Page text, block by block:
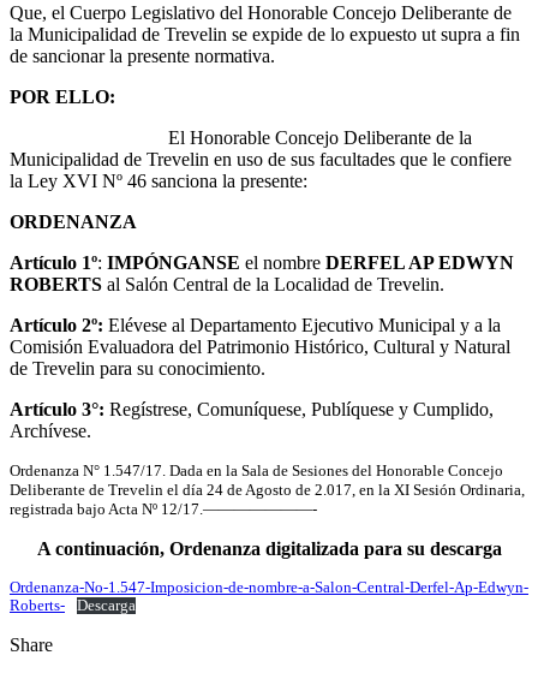
Que, el Cuerpo Legislativo del Honorable Concejo Deliberante de
la Municipalidad de Trevelin se expide de lo expuesto ut supra a fin
de sancionar la presente normativa.
POR ELLO:
El Honorable Concejo Deliberante de la
Municipalidad de Trevelin en uso de sus facultades que le confiere
la Ley XVI Nº 46 sanciona la presente:
ORDENANZA
Artículo 1º: IMPÓNGANSE el nombre DERFEL AP EDWYN
ROBERTS al Salón Central de la Localidad de Trevelin.
Artículo 2º: Elévese al Departamento Ejecutivo Municipal y a la
Comisión Evaluadora del Patrimonio Histórico, Cultural y Natural
de Trevelin para su conocimiento.
Artículo 3°: Regístrese, Comuníquese, Publíquese y Cumplido,
Archívese.
Ordenanza N° 1.547/17. Dada en la Sala de Sesiones del Honorable Concejo
Deliberante de Trevelin el día 24 de Agosto de 2.017, en la XI Sesión Ordinaria,
registrada bajo Acta Nº 12/17.———————-
A continuación, Ordenanza digitalizada para su descarga
Ordenanza-No-1.547-Imposicion-de-nombre-a-Salon-Central-Derfel-Ap-Edwyn-
Roberts-
Descarga
Share